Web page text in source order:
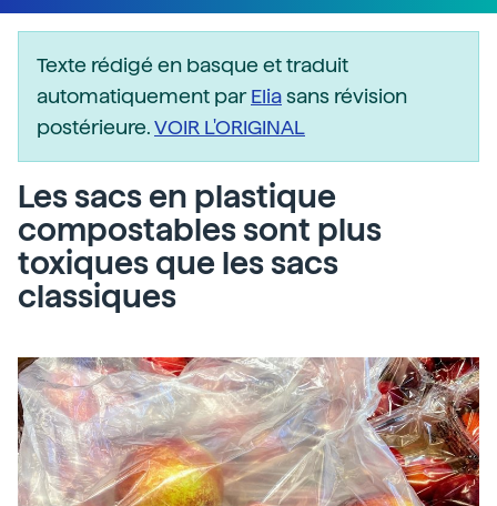
Texte rédigé en basque et traduit
automatiquement parEliasans révision
postérieure.VOIR L'ORIGINAL
Les sacs en plastique
compostables sont plus
toxiques que les sacs
classiques